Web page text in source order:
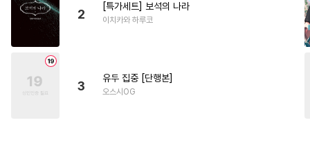
2
[특가세트] 보석의 나라
이치카와 하루코
3
유두 집중 [단행본]
오스시OG